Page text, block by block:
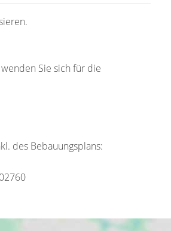
Sie sich für die
des Bebauungsplans: